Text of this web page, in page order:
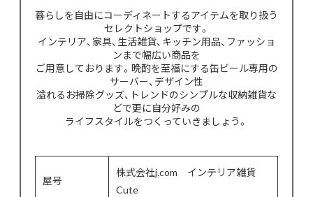
暮らしを自由にコーディネートするアイテムを取り扱う
セレクトショップです。
インテリア、家具、生活雑貨、キッチン用品、ファッショ
ンまで幅広い商品を
ご用意しております。晩酌を至福にする缶ビール専用の
サーバー、デザイン性
溢れるお掃除グッズ、トレンドのシンプルな収納雑貨な
どで更に自分好みの
ライフスタイルをつくっていきましょう。
屋号
株式会社j.com インテリア雑貨
Cute